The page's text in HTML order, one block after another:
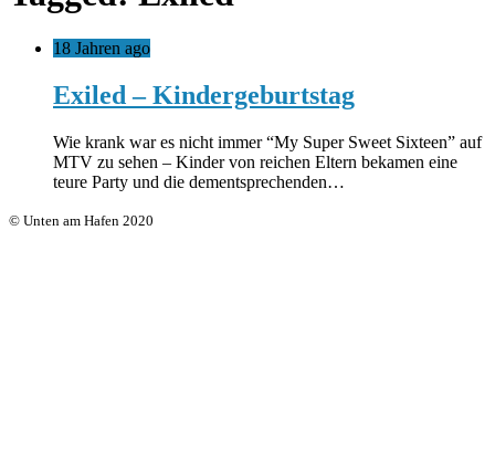
18 Jahren ago
Exiled – Kindergeburtstag
Wie krank war es nicht immer “My Super Sweet Sixteen” auf
MTV zu sehen – Kinder von reichen Eltern bekamen eine
teure Party und die dementsprechenden…
© Unten am Hafen 2020